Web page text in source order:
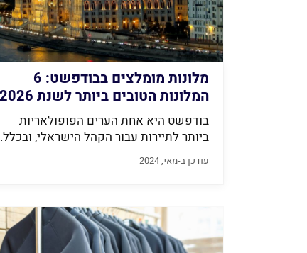
מלונות מומלצים בבודפשט: 6
המלונות הטובים ביותר לשנת 2026
בודפשט היא אחת הערים הפופולאריות
ביותר לתיירות עבור הקהל הישראלי, ובכלל.
מדובר בעיר...
עודכן ב-מאי, 2024